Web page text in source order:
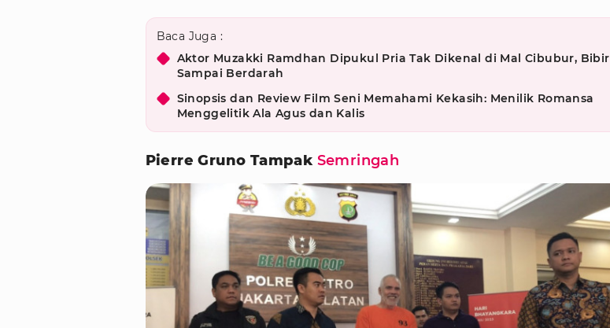
Baca Juga :
Aktor Muzakki Ramdhan Dipukul Pria Tak Dikenal di Mal Cibubur, Bibir
Sampai Berdarah
Sinopsis dan Review Film Seni Memahami Kekasih: Menilik Romansa
Menggelitik Ala Agus dan Kalis
Pierre Gruno Tampak Semringah